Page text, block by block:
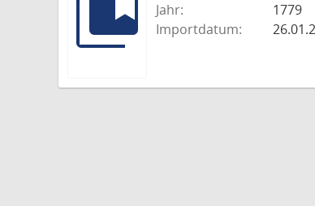
Jahr:
1779
Importdatum: